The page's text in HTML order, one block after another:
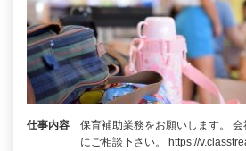
仕事内容
保育補助業務をお願いします。
にご相談下さい。 https://